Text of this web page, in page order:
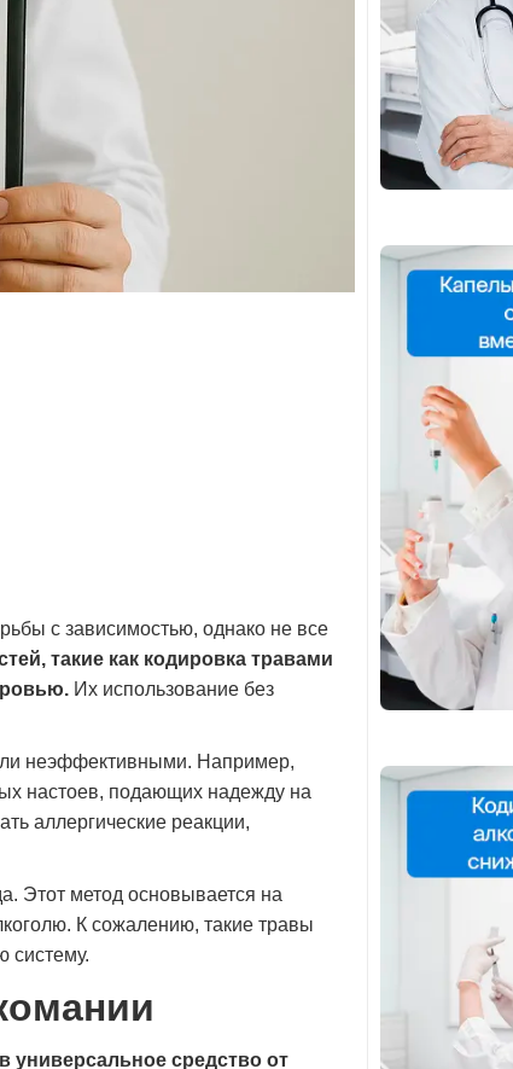
с зависимостью, однако не все
такие как кодировка травами
Их использование без
неэффективными. Например,
настоев, подающих надежду на
аллергические реакции,
Этот метод основывается на
К сожалению, такие травы
систему.
средство от